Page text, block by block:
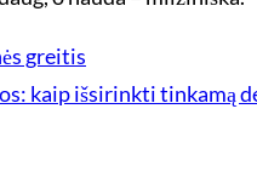
greitis
kaip išsirinkti tinkamą